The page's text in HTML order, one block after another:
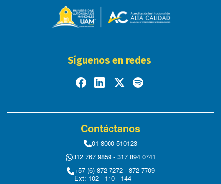
Síguenos en redes
Contáctanos
01-8000-510123
312 767 9859 - 317 894 0741
+57 (6) 872 7272 - 872 7709
Ext: 102 - 110 - 144